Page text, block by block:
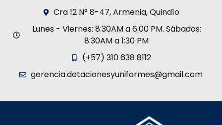
Cra 12 N° 8-47, Armenia, Quindío
Lunes - Viernes: 8:30AM a 6:00 PM. Sábados:
8:30AM a 1:30 PM
(+57) 310 638 8112
gerencia.dotacionesyuniformes@gmail.com